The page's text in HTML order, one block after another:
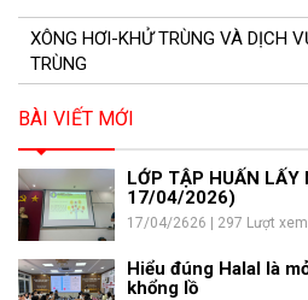
XÔNG HƠI-KHỬ TRÙNG VÀ DỊCH
TRÙNG
BÀI VIẾT MỚI
LỚP TẬP HUẤN
17/04/2026)
17/04/2626 | 297 Lượt xem
Hiểu đúng Halal là
khổng lồ